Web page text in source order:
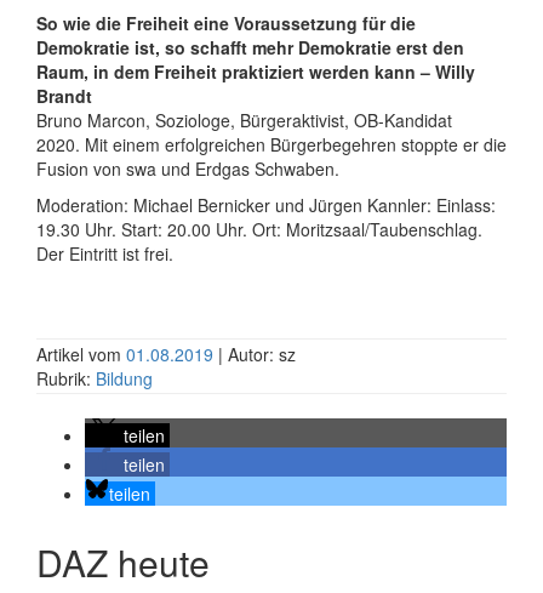
So wie die Freiheit eine Voraussetzung für die
Demokratie ist, so schafft mehr Demokratie erst den
Raum, in dem Freiheit praktiziert werden kann – Willy
Brandt
Bruno Marcon, Soziologe, Bürgeraktivist, OB-Kandidat
2020. Mit einem erfolgreichen Bürgerbegehren stoppte er die
Fusion von swa und Erdgas Schwaben.
Moderation: Michael Bernicker und Jürgen Kannler: Einlass:
19.30 Uhr. Start: 20.00 Uhr. Ort: Moritzsaal/Taubenschlag.
Der Eintritt ist frei.
Artikel vom 01.08.2019 | Autor: sz
Rubrik: Bildung
teilen
teilen
teilen
DAZ heute